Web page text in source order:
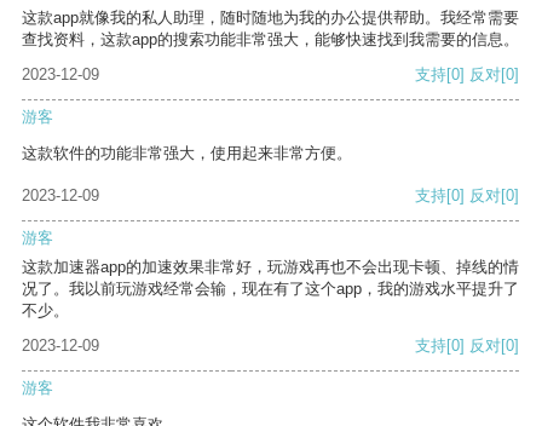
这款app就像我的私人助理，随时随地为我的办公提供帮助。我经常需要
查找资料，这款app的搜索功能非常强大，能够快速找到我需要的信息。
2023-12-09
支持[0] 反对[0]
游客
这款软件的功能非常强大，使用起来非常方便。
2023-12-09 支持[0] 反对[0]
游客
这款加速器app的加速效果非常好，玩游戏再也不会出现卡顿、掉线的情
况了。我以前玩游戏经常会输，现在有了这个app，我的游戏水平提升了
不少。
2023-12-09
支持[0] 反对[0]
游客